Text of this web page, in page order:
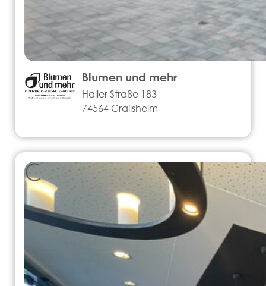
Blumen und mehr
Haller Straße 183
74564 Crailsheim